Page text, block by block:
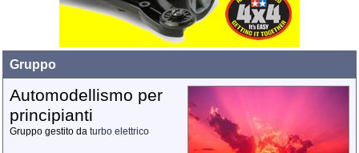
Gruppo
Automodellismo per
principianti
Gruppo gestito da turbo elettrico